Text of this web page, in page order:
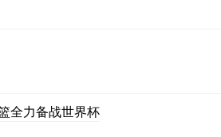
全力备战世界杯